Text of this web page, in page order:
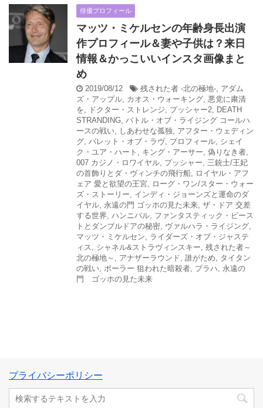
俳優プロフィール
マッツ・ミケルセンの年齢身長出演
作プロフィール＆妻や子供は？来日
情報＆かっこいいインスタ画像まと
め
2019/08/12 残された者 -北の極地- アダム
ズ・アップル
カオス・ウォーキング 悪党に粛清
を
ドクター・ストレンジ プッシャー2
DEATH
STRANDING
バトル・オブ・ライジング コールハ
ースの戦い
しあわせな孤独
アフター・ウェディン
グ バレット・オブ・ラヴ, プロフィール シェイ
ク・ユア・ハート
キング・アーサー 偽りなき者
007 カジノ・ロワイヤル プッシャー
三銃士/王妃
の首飾りとダ・ヴィンチの飛行船
ロイヤル・アフ
ェア 愛と欲望の王宮
ローグ・ワン/スター・ウォー
ズ・ストーリー
インディ・ジョーンズと運命のダ
イヤル 永遠の門 ゴッホの見た未来 ザ・ドア 交差
する世界 ハンニバル ファンタスティック・ビース
トとダンブルドアの秘密 ヴァルハラ・ライジング
マッツ・ミケルセン
ライダーズ・オブ・ジャステ
ィス
シャネル&ストラヴィンスキー 残された者～
北の極地～
アナザーラウンド 誰がため
タイタン
の戦い ポーラー 狙われた暗殺者 プラハ 永遠の
門 ゴッホの見た未来
プライバシーポリシー